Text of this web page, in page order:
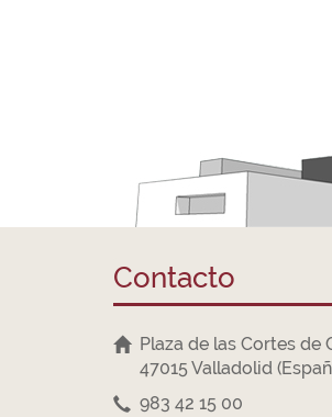
Contacto
Plaza de las Cortes de
47015 Valladolid
983 42 15 00